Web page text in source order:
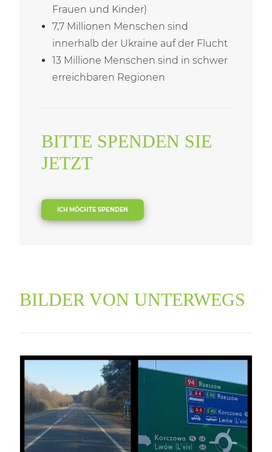
Frauen und Kinder)
7,7 Millionen Menschen sind
innerhalb der Ukraine auf der Flucht
13 Millione Menschen sind in schwer
erreichbaren Regionen
BITTE SPENDEN SIE
JETZT
ICH MÖCHTE SPENDEN
BILDER VON UNTERWEGS